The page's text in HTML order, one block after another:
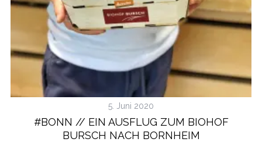
5. Juni 2020
#BONN // EIN AUSFLUG ZUM BIOHOF
BURSCH NACH BORNHEIM